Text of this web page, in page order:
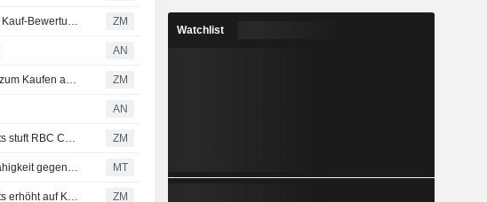
THE BERKELEY GROUP HOLDINGS PLC : JPMorgan gibt eine Kauf-Bewertung ab ZM
AN
THE BERKELEY GROUP HOLDINGS PLC : Von Jefferies & Co. zum Kaufen aufgerüstet ZM
AN
THE BERKELEY GROUP HOLDINGS PLC : RBC Capital Markets stuft RBC Capital Markets zum Verkauf zurück ZM
RBC stuft Berkeley Group auf "Outperform" hoch - Widerstandsfähigkeit gegenüber Steuern und schwacher Nachfrage MT
THE BERKELEY GROUP HOLDINGS PLC : RBC Capital Markets erhöht auf Kaufen vom Verkaufen ZM
Watchlist